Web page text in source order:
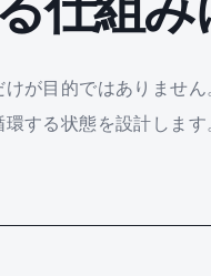
が目的ではありません
する状態を設計します